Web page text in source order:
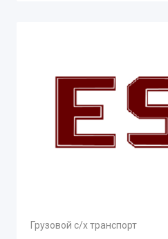
Грузовой с/х транспорт